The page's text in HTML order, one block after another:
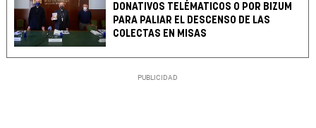
DONATIVOS TELÉMATICOS O POR BIZUM
PARA PALIAR EL DESCENSO DE LAS
COLECTAS EN MISAS